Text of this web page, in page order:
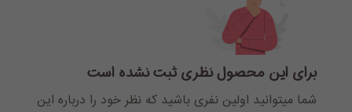
برای این محصول نظری ثبت نشده است
شما میتوانید اولین نفری باشید که نظر خود را درباره این